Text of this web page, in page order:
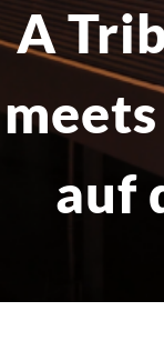
A
auf